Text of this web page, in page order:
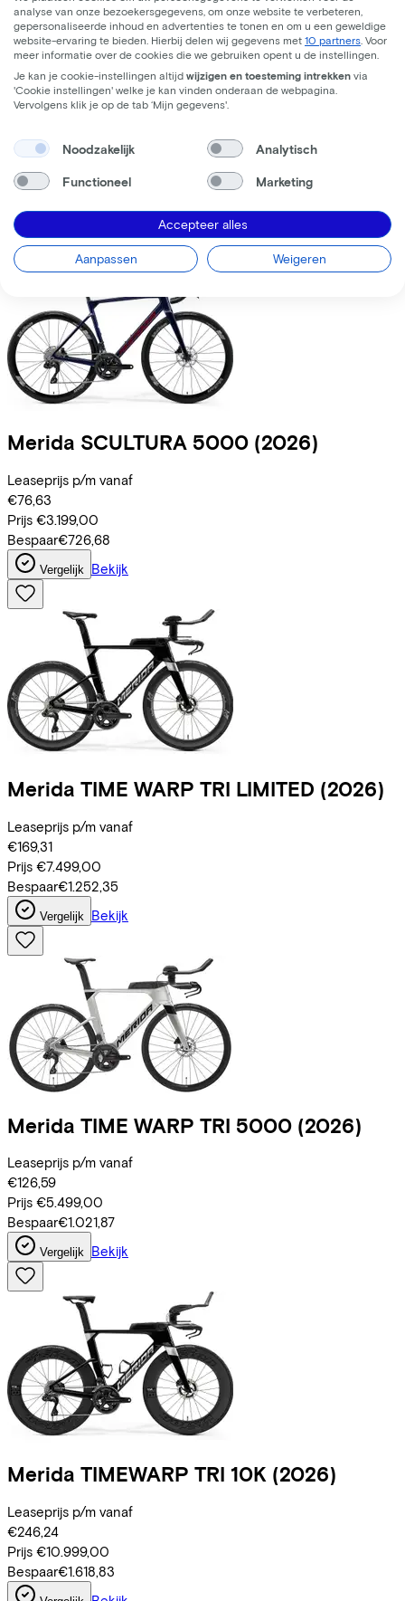
Trek Fuel+ LX 9.8 XT Gen 2 (2026)
Leaseprijs p/m vanaf
€195,63
Prijs €8.699,00
Merida SCULTURA 5000 (2026)
Leaseprijs p/m vanaf
€76,63
Prijs €3.199,00
Bespaar€726,68
Vergelijk Bekijk
Merida TIME WARP TRI LIMITED (2026)
Leaseprijs p/m vanaf
€169,31
Prijs €7.499,00
Bespaar€1.252,35
Vergelijk Bekijk
Merida TIME WARP TRI 5000 (2026)
Leaseprijs p/m vanaf
€126,59
Prijs €5.499,00
Bespaar€1.021,87
Vergelijk Bekijk
Merida TIMEWARP TRI 10K (2026)
Leaseprijs p/m vanaf
€246,24
Prijs €10.999,00
Bespaar€1.618,83
analyse van onze bezoekersgegevens, om onze website te verbeteren,
gepersonaliseerde inhoud en advertenties te tonen en om u een geweldige
website-ervaring te bieden. Hierbij delen wij gegevens met 10 partners . Voor
meer informatie over de cookies die we gebruiken opent u de instellingen.
Je kan je cookie-instellingen altijd wijzigen en toesteming intrekken via
'Cookie instellingen' welke je kan vinden onderaan de webpagina.
Vervolgens klik je op de tab ‘Mijn gegevens'.
Noodzakelijk Analytisch
Functioneel Marketing
Accepteer alles
Aanpassen Weigeren